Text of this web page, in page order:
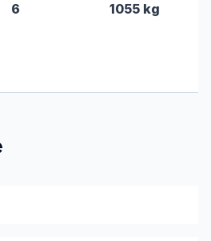
6 1055 kg